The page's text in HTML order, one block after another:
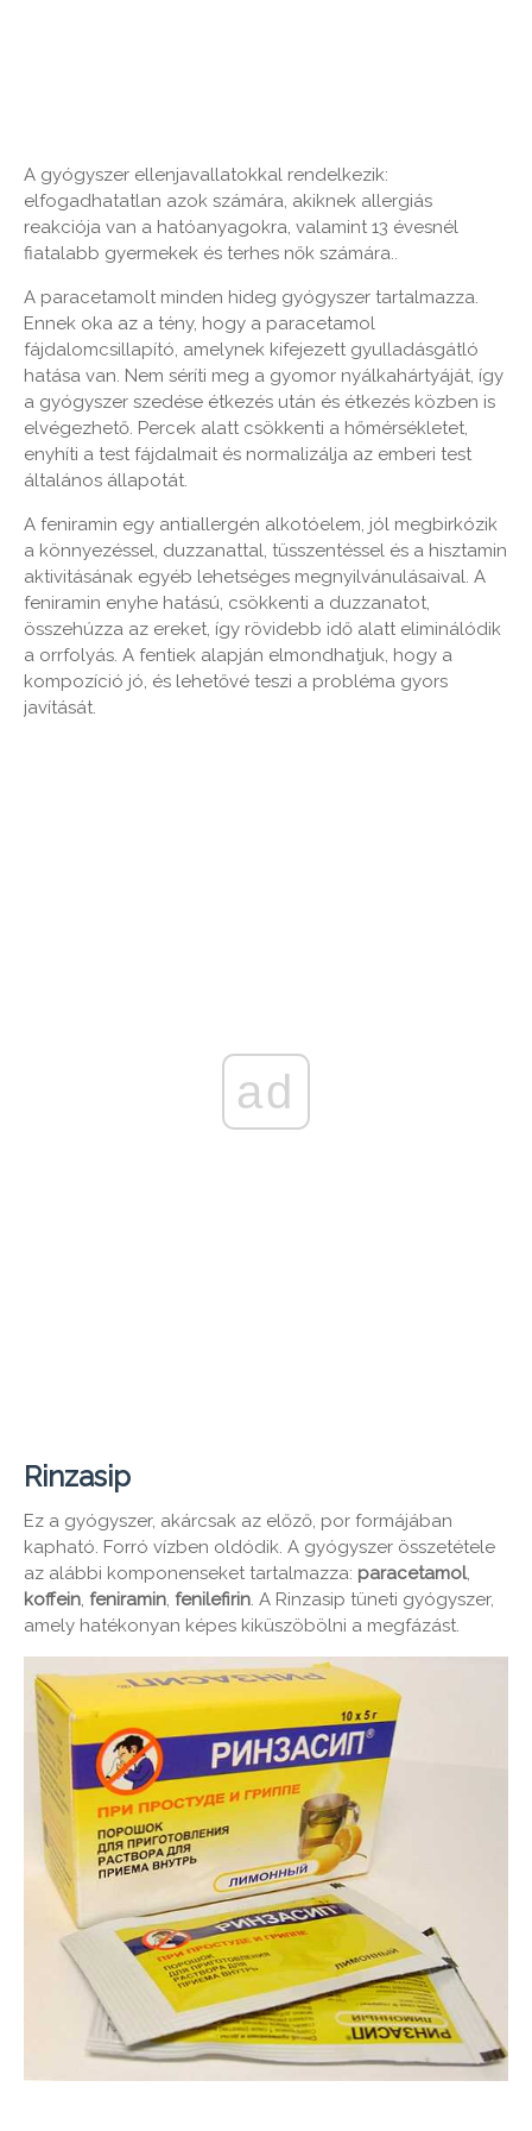
A gyógyszer ellenjavallatokkal rendelkezik:
elfogadhatatlan azok számára, akiknek allergiás
reakciója van a hatóanyagokra, valamint 13 évesnél
fiatalabb gyermekek és terhes nők számára..
A paracetamolt minden hideg gyógyszer tartalmazza.
Ennek oka az a tény, hogy a paracetamol
fájdalomcsillapító, amelynek kifejezett gyulladásgátló
hatása van. Nem séríti meg a gyomor nyálkahártyáját, így
a gyógyszer szedése étkezés után és étkezés közben is
elvégezhető. Percek alatt csökkenti a hőmérsékletet,
enyhíti a test fájdalmait és normalizálja az emberi test
általános állapotát.
A feniramin egy antiallergén alkotóelem, jól megbirkózik
a könnyezéssel, duzzanattal, tüsszentéssel és a hisztamin
aktivitásának egyéb lehetséges megnyilvánulásaival. A
feniramin enyhe hatású, csökkenti a duzzanatot,
összehúzza az ereket, így rövidebb idő alatt eliminálódik
a orrfolyás. A fentiek alapján elmondhatjuk, hogy a
kompozíció jó, és lehetővé teszi a probléma gyors
javítását.
ad
Rinzasip
Ez a gyógyszer, akárcsak az előző, por formájában
kapható. Forró vízben oldódik. A gyógyszer összetétele
az alábbi komponenseket tartalmazza: paracetamol,
koffein, feniramin, fenilefirin. A Rinzasip tüneti gyógyszer,
amely hatékonyan képes kiküszöbölni a megfázást.